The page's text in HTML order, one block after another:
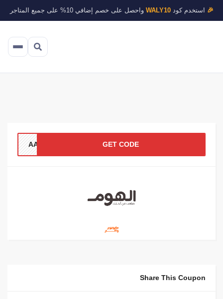
🎉استخدم كودWALY10واحصل على خصم إضافي 10% على جميع المتاجر
GET CODE
Share This Coupon